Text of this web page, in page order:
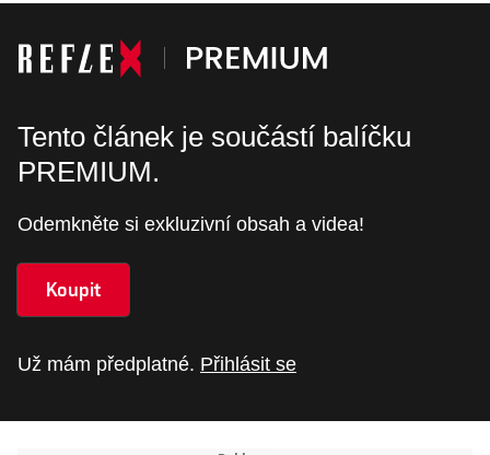
Tento článek je součástí balíčku
PREMIUM.
Odemkněte si exkluzivní obsah a videa!
Koupit
Už mám předplatné. Přihlásit se